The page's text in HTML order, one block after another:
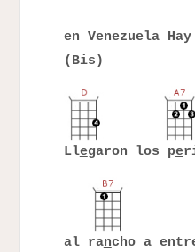
en Venezuela
(Bis)
Llegaron los pe
al rancho a